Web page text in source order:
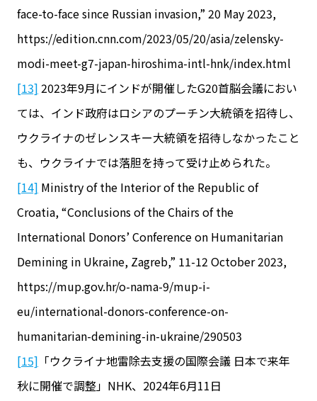
face-to-face since Russian invasion,” 20 May 2023,
https://edition.cnn.com/2023/05/20/asia/zelensky-
modi-meet-g7-japan-hiroshima-intl-hnk/index.html
[13] 2023年9月にインドが開催したG20首脳会議におい
ては、インド政府はロシアのプーチン大統領を招待し、
ウクライナのゼレンスキー大統領を招待しなかったこと
も、ウクライナでは落胆を持って受け止められた。
[14] Ministry of the Interior of the Republic of
Croatia, “Conclusions of the Chairs of the
International Donors’ Conference on Humanitarian
Demining in Ukraine, Zagreb,” 11-12 October 2023,
https://mup.gov.hr/o-nama-9/mup-i-
eu/international-donors-conference-on-
humanitarian-demining-in-ukraine/290503
[15] 「ウクライナ地雷除去支援の国際会議 日本で来年
秋に開催で調整」NHK、2024年6月11日